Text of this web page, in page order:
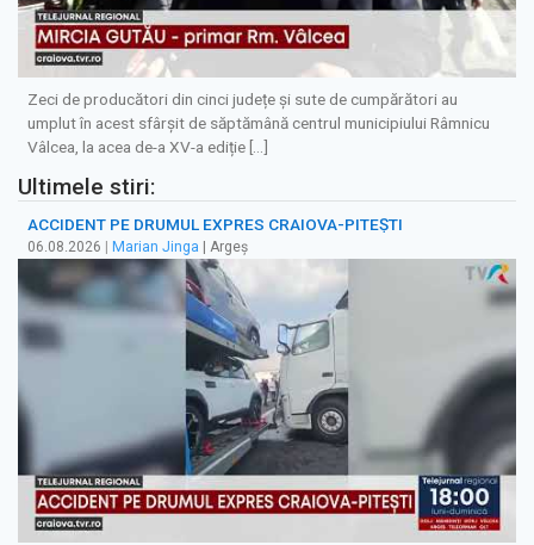
Zeci de producători din cinci județe și sute de cumpărători au
umplut în acest sfârșit de săptămână centrul municipiului Râmnicu
Vâlcea, la acea de-a XV-a ediție […]
Ultimele stiri:
ACCIDENT PE DRUMUL EXPRES CRAIOVA-PITEȘTI
06.08.2026 Marian Jinga | Argeș